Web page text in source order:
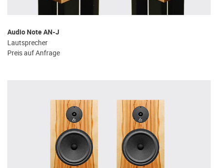
Audio Note AN-J
Lautsprecher
Preis auf Anfrage